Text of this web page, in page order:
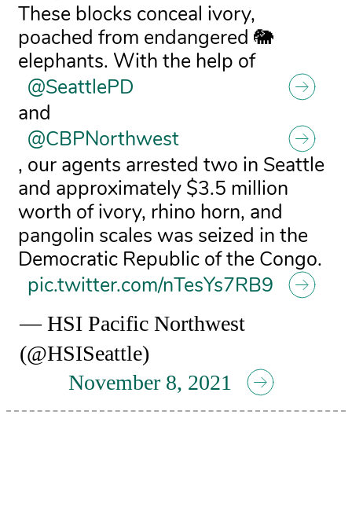
These blocks conceal ivory,
poached from endangered 🐘
elephants. With the help of
@SeattlePD
and
@CBPNorthwest
, our agents arrested two in Seattle
and approximately $3.5 million
worth of ivory, rhino horn, and
pangolin scales was seized in the
Democratic Republic of the Congo.
pic.twitter.com/nTesYs7RB9
— HSI Pacific Northwest
(@HSISeattle)
November 8, 2021